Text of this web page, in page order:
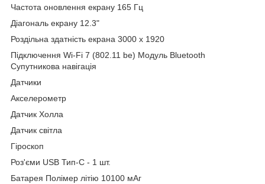
Частота оновлення екрану 165 Гц
Діагональ екрану 12.3"
Роздільна здатність екрана 3000 х 1920
Підключення Wi-Fi 7 (802.11 be) Модуль Bluetooth
Супутникова навігація
Датчики
Акселерометр
Датчик Холла
Датчик світла
Гіроскоп
Роз'єми USB Тип-C - 1 шт.
Батарея Полімер літію 10100 мАг